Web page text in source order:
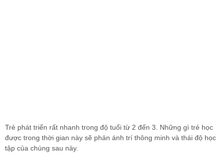
Trẻ phát triển rất nhanh trong độ tuổi từ 2 đến 3. Những gì trẻ học
được trong thời gian này sẽ phản ánh trí thông minh và thái độ học
tập của chúng sau này.